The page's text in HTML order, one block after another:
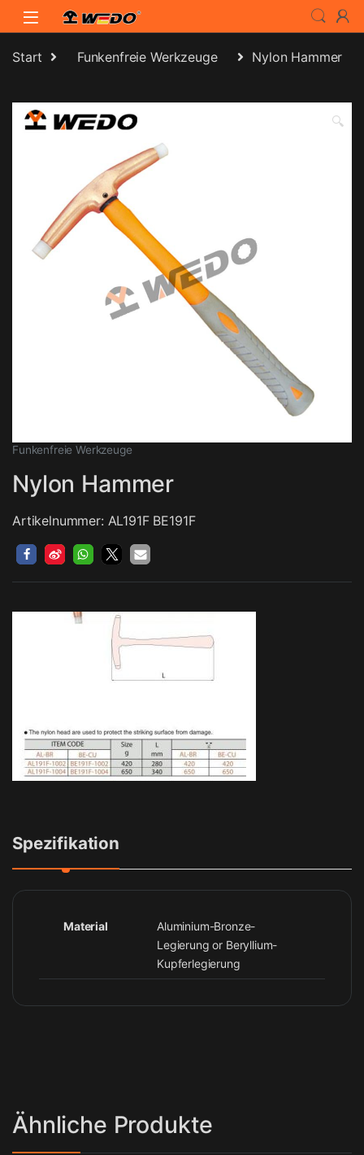
Skip to navigation
Skip to content
Start Funkenfreie Werkzeuge Nylon Hammer
🔍
Funkenfreie Werkzeuge
Nylon Hammer
Artikelnummer: AL191F BE191F
Spezifikation
Material
Aluminium-Bronze-
Legierung or Beryllium-
Kupferlegierung
Ähnliche Produkte